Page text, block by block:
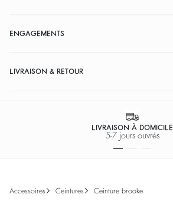
ENGAGEMENTS
LIVRAISON & RETOUR
LIVRAISON À DOMICILE
5-7 jours ouvrés
accessoires ceintures ceinture brooke